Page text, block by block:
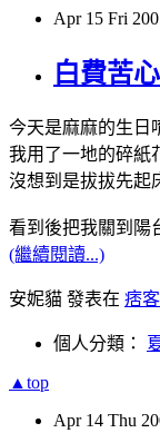
Apr 15 Fri
白費苦
今天是麻麻的生日
我用了一地的碎紙
沒想到是拔拔先起
看到後把我關到陽
(繼續閱讀...)
安妮貓 發表在 痞
個人分類：
▲top
Apr 14 Thu